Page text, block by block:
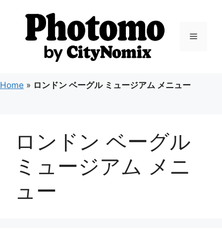
ス
キ
メ
Home » ロンドン ベーグル ミュージアム メニュー
ロンドン ベーグル
ミュージアム メニ
ュー